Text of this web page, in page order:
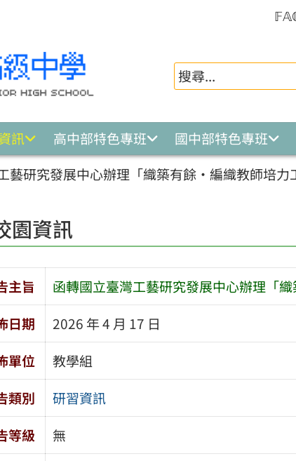
訊 高中部特色專班
國中部特色專班
藝研究發展中心辦理「織築有餘・編織教師培力
園資訊
主旨
函轉國立臺灣工藝研究發展中心辦理「
日期
2026 年 4 月 17 日
單位
教學組
類別
研習資訊
等級
無